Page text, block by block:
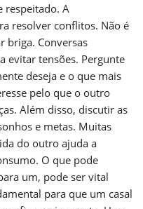
respeitado. A
resolver conflitos. Não é
briga. Conversas
evitar tensões. Pergunte
deseja e o que mais
pelo que o outro
Além disso, discutir as
e metas. Muitas
do outro ajuda a
O que pode
um, pode ser vital
para que um casal